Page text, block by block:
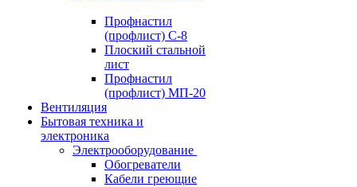
Профнастил
(профлист) С-8
Плоский стальной
лист
Профнастил
(профлист) МП-20
Вентиляция
Бытовая техника и
электроника
Электрооборудование
Обогреватели
Кабели греющие